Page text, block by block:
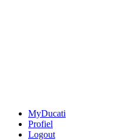
MyDucati
Profiel
Logout